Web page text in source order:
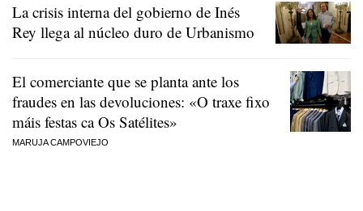
La crisis interna del gobierno de Inés
Rey llega al núcleo duro de Urbanismo
El comerciante que se planta ante los
fraudes en las devoluciones: «O traxe fixo
máis festas ca Os Satélites»
MARUJA CAMPOVIEJO